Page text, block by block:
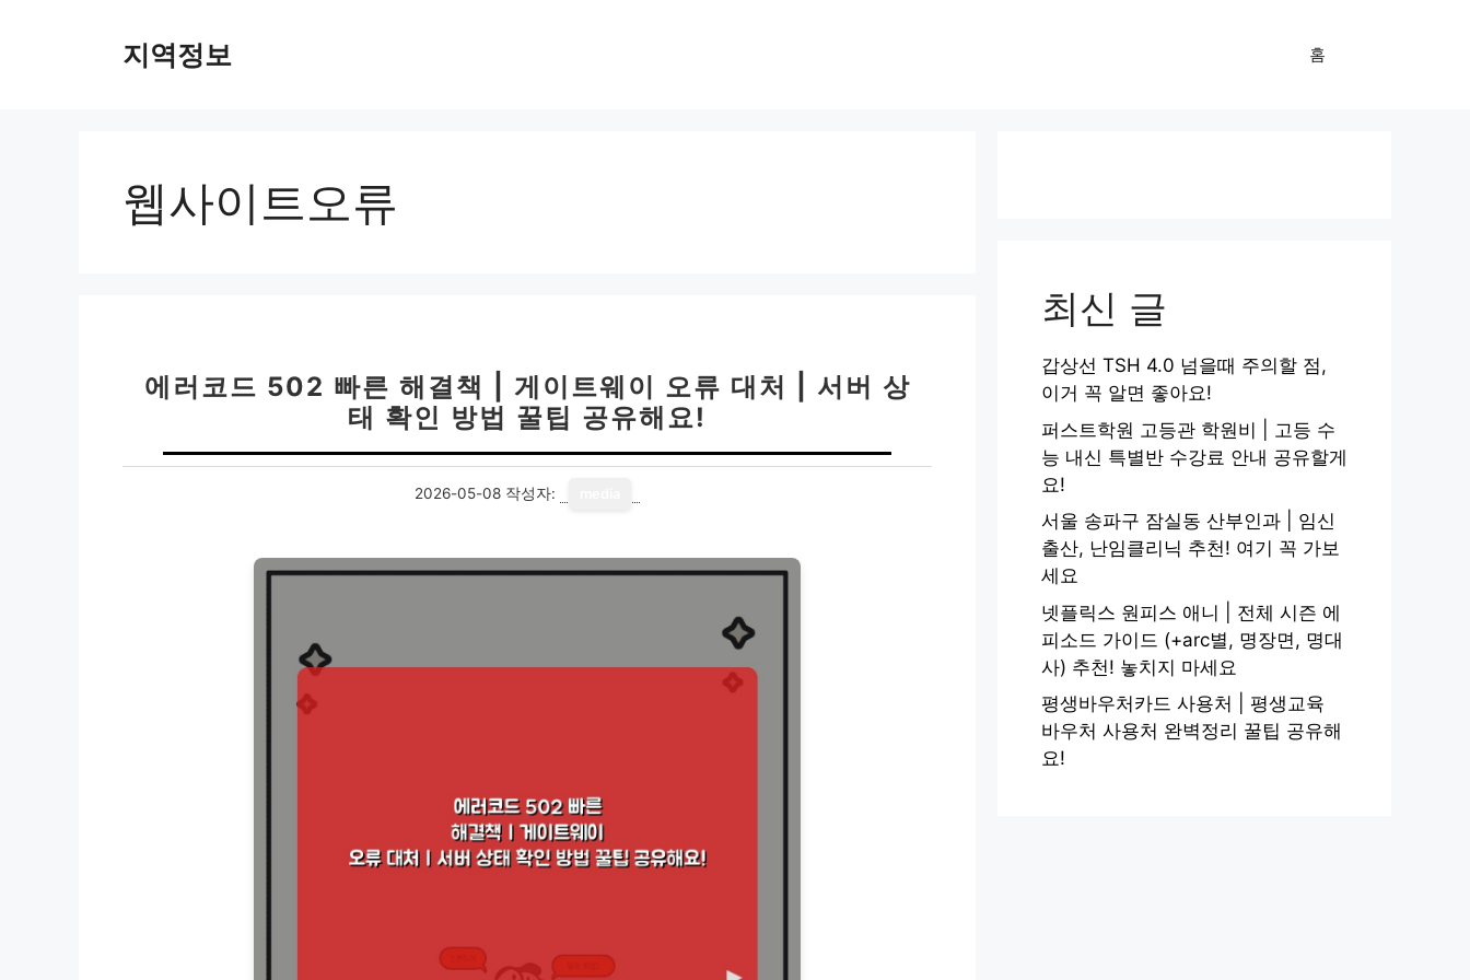
지역정보 홈
웹사이트오류
에러코드 502 빠른 해결책 | 게이트웨이 오류 대처 | 서버 상
태 확인 방법 꿀팁 공유해요!
2026-05-08 작성자:
최신 글
갑상선 TSH 4.0 넘을때 주의할 점,
이거 꼭 알면 좋아요!
퍼스트학원 고등관 학원비 | 고등 수
능 내신 특별반 수강료 안내 공유할게
요!
서울 송파구 잠실동 산부인과 | 임신
출산, 난임클리닉 추천! 여기 꼭 가보
세요
넷플릭스 원피스 애니 | 전체 시즌 에
피소드 가이드 (+arc별, 명장면, 명대
사) 추천! 놓치지 마세요
평생바우처카드 사용처 | 평생교육
바우처 사용처 완벽정리 꿀팁 공유해
요!